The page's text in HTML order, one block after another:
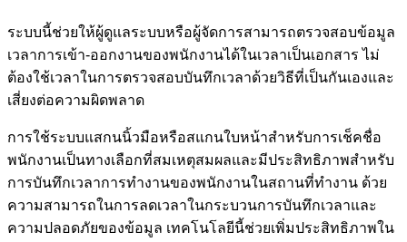
ระบบนี้ช่วยให้ผู้ดูแลระบบหรือผู้จัดการสามารถตรวจสอบข้อมูล
เวลาการเข้า-ออกงานของพนักงานได้ในเวลาเป็นเอกสาร ไม่
ต้องใช้เวลาในการตรวจสอบบันทึกเวลาด้วยวิธีที่เป็นกันเองและ
เสี่ยงต่อความผิดพลาด
การใช้ระบบแสกนนิ้วมือหรือสแกนใบหน้าสำหรับการเช็คชื่อ
พนักงานเป็นทางเลือกที่สมเหตุสมผลและมีประสิทธิภาพสำหรับ
การบันทึกเวลาการทำงานของพนักงานในสถานที่ทำงาน ด้วย
ความสามารถในการลดเวลาในกระบวนการบันทึกเวลาและ
ความปลอดภัยของข้อมูล เทคโนโลยีนี้ช่วยเพิ่มประสิทธิภาพใน